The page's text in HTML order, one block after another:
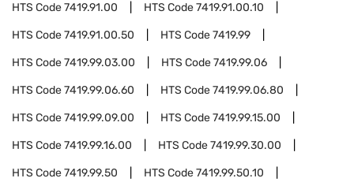
HTS Code7419.91.00 HTS Code7419.91.00.10
HTS Code7419.91.00.50 HTS Code7419.99
HTS Code7419.99.03.00 HTS Code7419.99.06
HTS Code7419.99.06.60 HTS Code7419.99.06.80
HTS Code7419.99.09.00 HTS Code7419.99.15.00
HTS Code7419.99.16.00 HTS Code7419.99.30.00
HTS Code7419.99.50 HTS Code7419.99.50.10